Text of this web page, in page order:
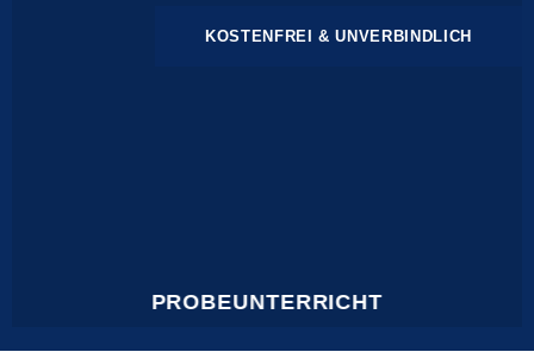
PROBEUNTERRICHT
KOSTENFREI & UNVERBINDLICH